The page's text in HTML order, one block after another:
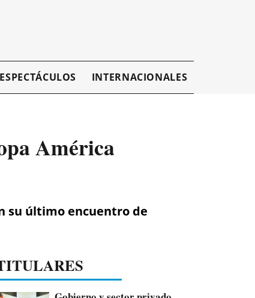
ESPECTÁCULOS INTERNACIONALES
América
su último encuentro de